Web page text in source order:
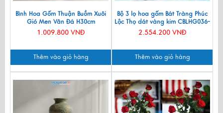
Bình Hoa Gốm Thuận Buồm Xuôi
Gió Men Vân Đá H30cm
LHGML01-5
1.009.800 VNĐ
Thêm vào giỏ hàng
Bộ 3 lọ hoa gốm Bát Tràng Phúc
Lộc Thọ dát vàng kim CBLHG036-
2
2.554.200 VNĐ
Thêm vào giỏ hàng